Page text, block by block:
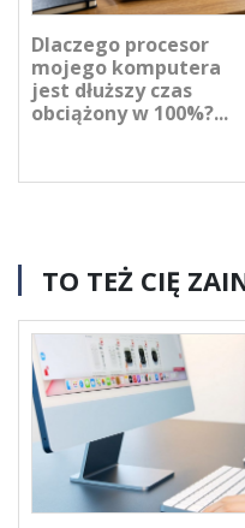
Dlaczego procesor
mojego komputera
jest dłuższy czas
obciążony w 100%?...
TO TEŻ CIĘ